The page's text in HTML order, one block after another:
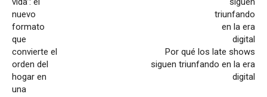
Por qué los late shows
siguen triunfando en la era
digital